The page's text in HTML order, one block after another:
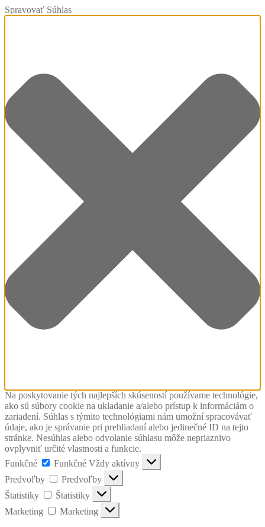
Spravovať Súhlas
Na poskytovanie tých najlepších skúseností používame technológie,
ako sú súbory cookie na ukladanie a/alebo prístup k informáciám o
zariadení. Súhlas s týmito technológiami nám umožní spracovávať
údaje, ako je správanie pri prehliadaní alebo jedinečné ID na tejto
stránke. Nesúhlas alebo odvolanie súhlasu môže nepriaznivo
ovplyvniť určité vlastnosti a funkcie.
Funkčné
Funkčné Vždy aktívny
Predvoľby
Predvoľby
Štatistiky
Štatistiky
Marketing
Marketing